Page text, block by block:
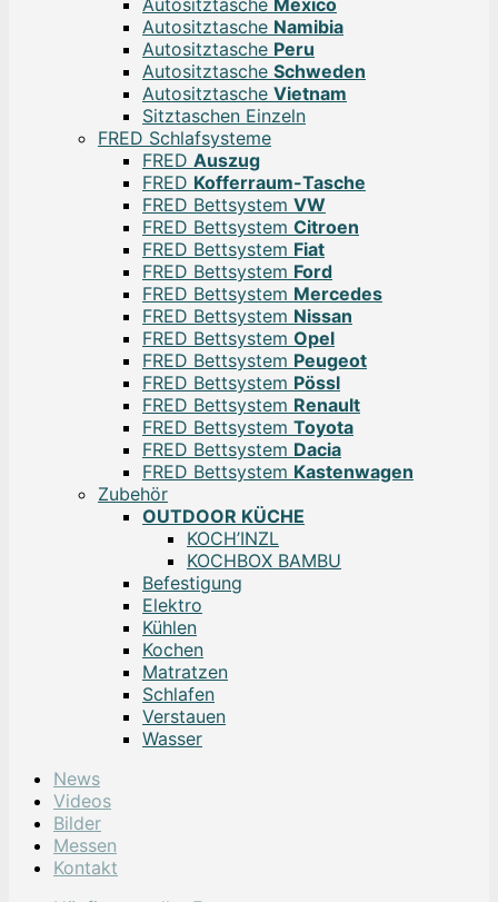
Autositztasche Namibia
Autositztasche Peru
Autositztasche Schweden
Autositztasche Vietnam
Sitztaschen Einzeln
FRED Schlafsysteme
FRED Auszug
FRED Kofferraum-Tasche
FRED Bettsystem VW
FRED Bettsystem Citroen
FRED Bettsystem Fiat
FRED Bettsystem Ford
FRED Bettsystem Mercedes
FRED Bettsystem Nissan
FRED Bettsystem Opel
FRED Bettsystem Peugeot
FRED Bettsystem Pössl
FRED Bettsystem Renault
FRED Bettsystem Toyota
FRED Bettsystem Dacia
FRED Bettsystem Kastenwagen
Zubehör
OUTDOOR KÜCHE
KOCH’INZL
KOCHBOX BAMBU
Befestigung
Elektro
Kühlen
Kochen
Matratzen
Schlafen
Verstauen
Wasser
News
Videos
Bilder
Messen
Kontakt